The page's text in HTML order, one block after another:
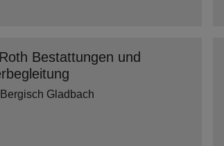
Bestattungen und
Gladbach